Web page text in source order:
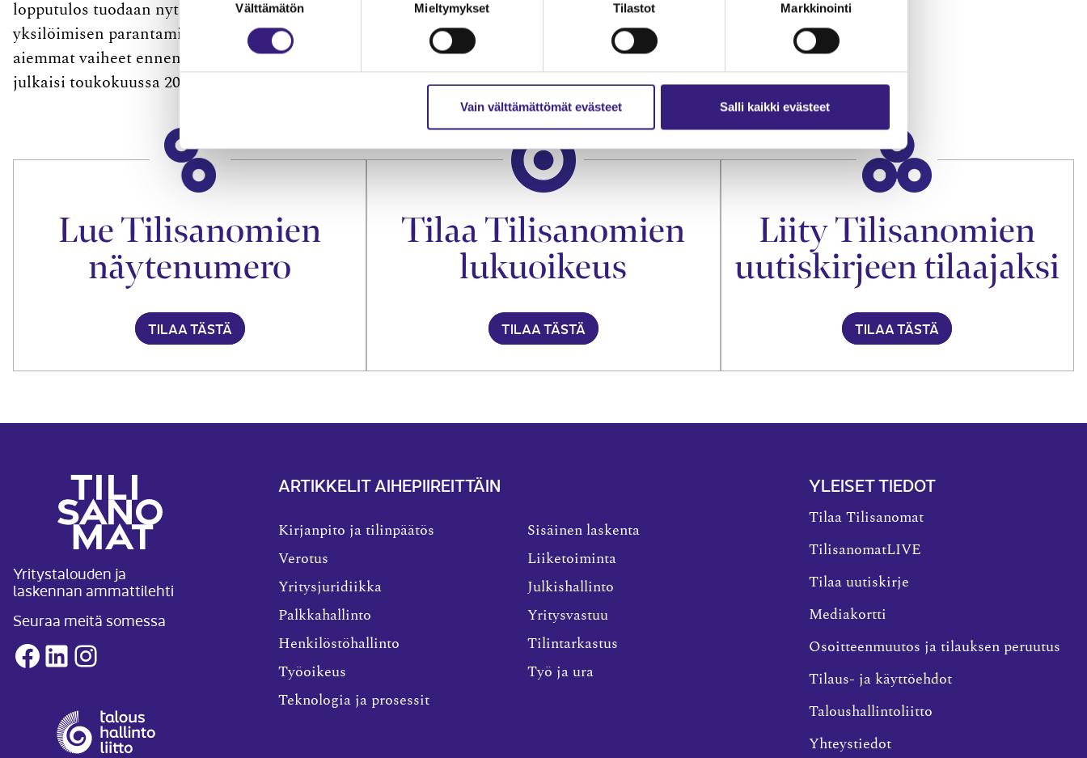
Välttämätön Mieltymykset Tilastot Markkinointi
Vain välttämättömät evästeet Salli kaikki evästeet
lopputulos tuodaan nyt päätöksen ensimmäiselle sivulle, tekstikappaleet numeroidaan niiden
yksilöimisen parantamiseksi ja lisäksi päätöksessä kerrotaan aiempaa tiiviimmin muun muassa asian
aiemmat vaiheet ennen KHO:n käsittelyä. Ensimmäiset uuden rakenteen mukaiset ratkaisut KHO
julkaisi toukokuussa 2022.
Lue Tilisanomien
näytenumero
TILAA TÄSTÄ
Tilaa Tilisanomien
lukuoikeus
TILAA TÄSTÄ
Liity Tilisanomien
uutiskirjeen tilaajaksi
TILAA TÄSTÄ
Yritystalouden ja
laskennan ammattilehti
Seuraa meitä somessa
Facebook
LinkedInInstagram
ARTIKKELIT AIHEPIIREITTÄIN
Kirjanpito ja tilinpäätös
Verotus
Yritysjuridiikka
Palkkahallinto
Henkilöstöhallinto
Työoikeus
Teknologia ja prosessit
Sisäinen laskenta
Liiketoiminta
Julkishallinto
Yritysvastuu
Tilintarkastus
Työ ja ura
YLEISET TIEDOT
Tilaa Tilisanomat
TilisanomatLIVE
Tilaa uutiskirje
Mediakortti
Osoitteenmuutos ja tilauksen peruutus
Tilaus- ja käyttöehdot
Taloushallintoliitto
Yhteystiedot